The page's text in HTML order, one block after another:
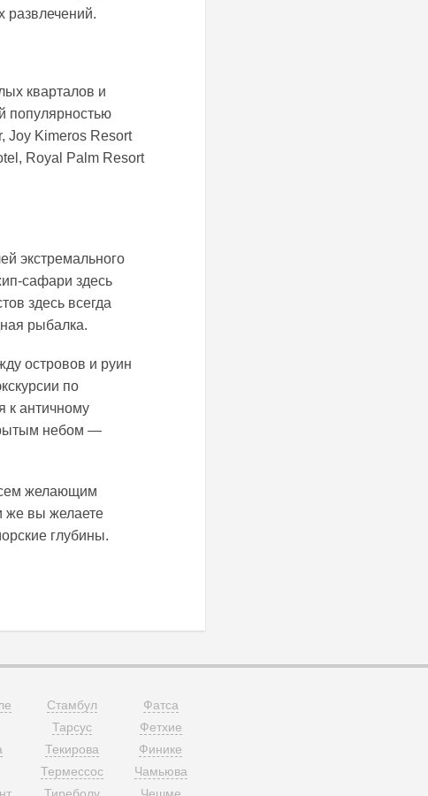
кварталов и
популярностью
Joy Kimeros Resort
Royal Palm Resort
экстремального
сафари здесь
здесь всегда
рыбалка.
островов и руин
по
к античному
небом —
желающим
же вы желаете
глубины.
Стамбул
Тарсус
Текирова
Термессос
Фатса
Фетхие
Финике
Чамьюва